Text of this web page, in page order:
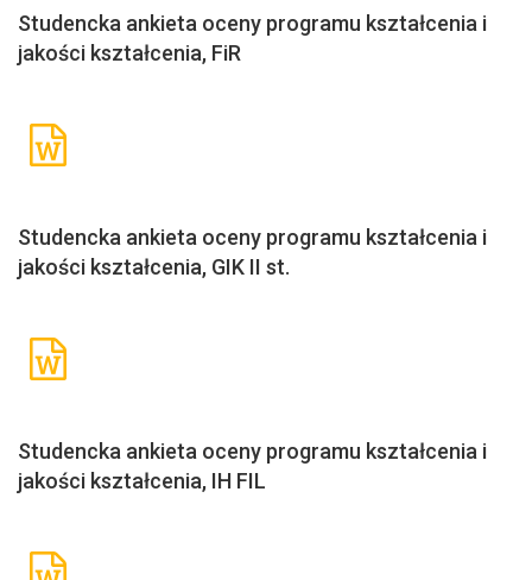
Studencka ankieta oceny programu kształcenia i
jakości kształcenia, FiR
Studencka ankieta oceny programu kształcenia i
jakości kształcenia, GIK II st.
Studencka ankieta oceny programu kształcenia i
jakości kształcenia, IH FIL